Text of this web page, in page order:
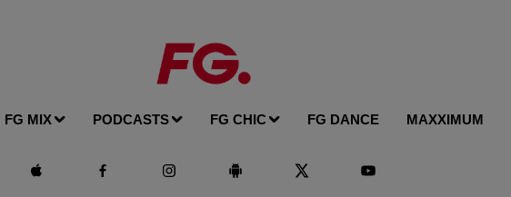
FG MIX PODCASTS FG CHIC FG DANCE MAXXIMUM